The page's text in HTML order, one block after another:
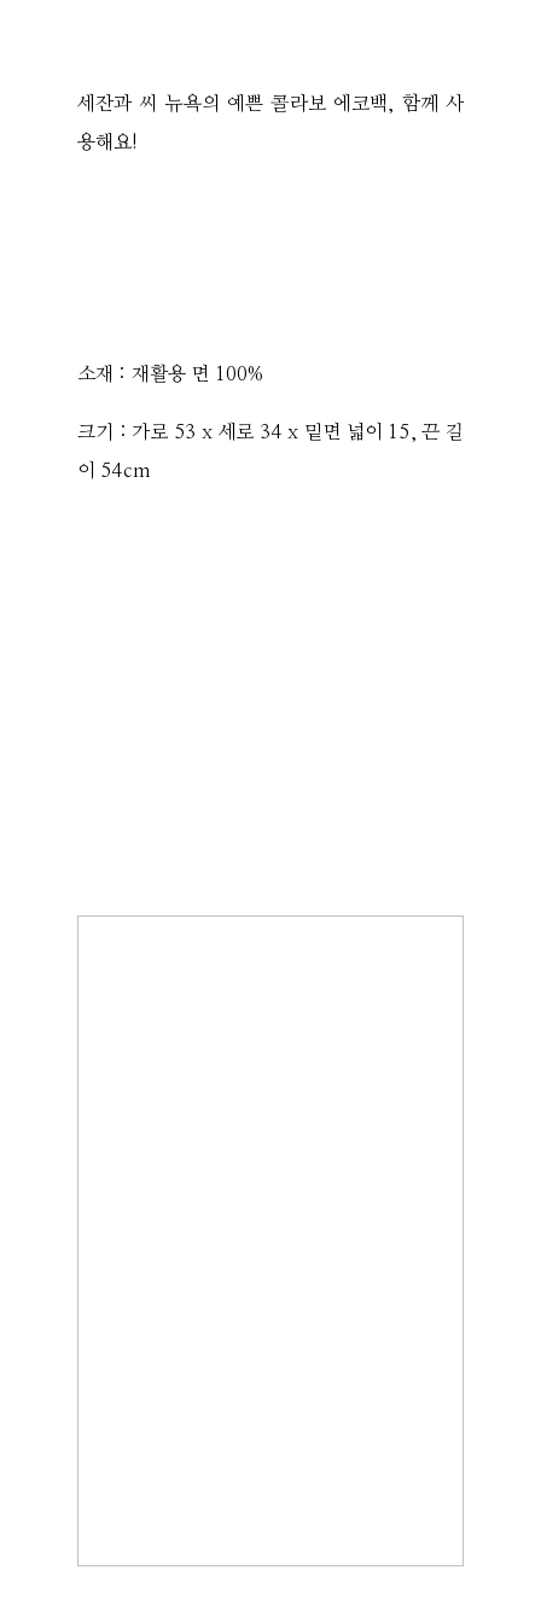
세잔과 씨 뉴욕의 예쁜 콜라보 에코백, 함께 사
용해요!
소재 : 재활용 면 100%
크기 : 가로 53 x 세로 34 x 밑면 넓이 15, 끈 길
이 54cm